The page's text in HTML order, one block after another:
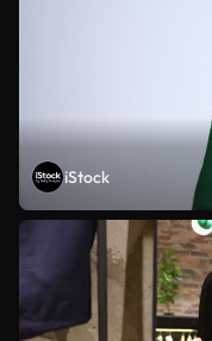
iStock